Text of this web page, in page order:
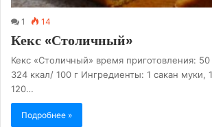
1 14
Кекс «Столичный»
Кекс «Столичный» время приготовления:
324 ккал/ 100 г Ингредиенты: 1 сакан муки,
120…
Подробнее »